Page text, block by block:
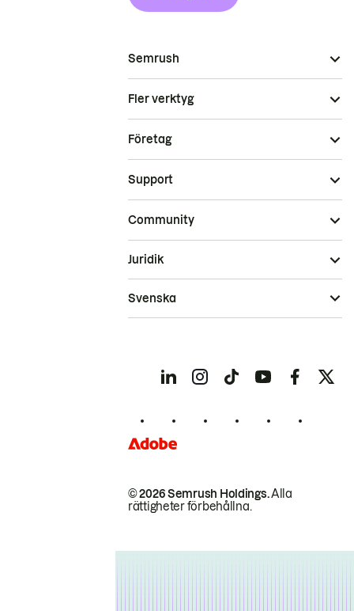
Semrush
Fler verktyg
Företag
Support
Community
© 2026 Semrush Holdings.Alla
rättigheter förbehållna.
Juridik
Svenska